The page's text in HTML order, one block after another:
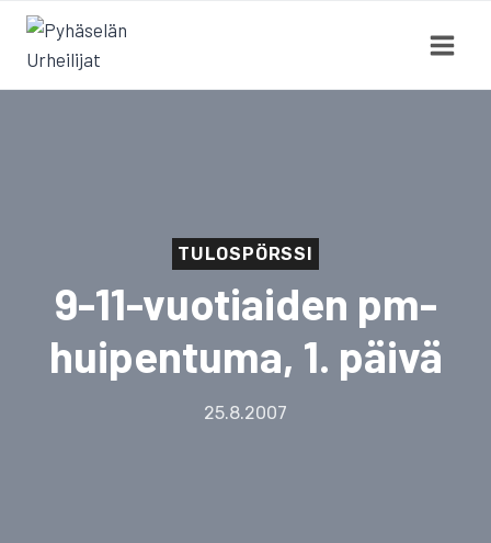
Siirry
sisältöön
TULOSPÖRSSI
9-11-vuotiaiden pm-
huipentuma, 1. päivä
25.8.2007